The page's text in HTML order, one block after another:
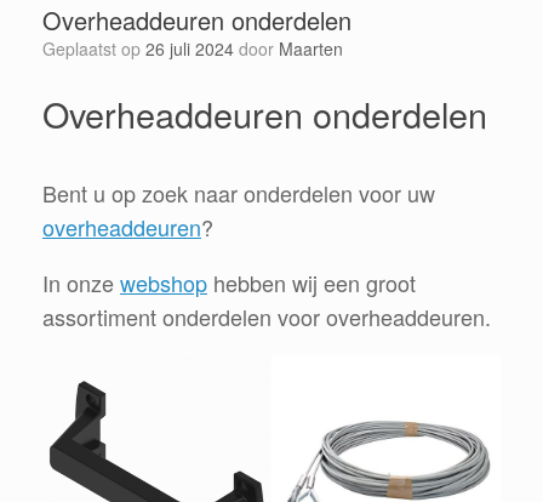
Overheaddeuren onderdelen
Geplaatst op 26 juli 2024 door Maarten
Overheaddeuren onderdelen
Bent u op zoek naar onderdelen voor uw
overheaddeuren?
In onzewebshop hebben wij een groot
assortiment onderdelen voor overheaddeuren.